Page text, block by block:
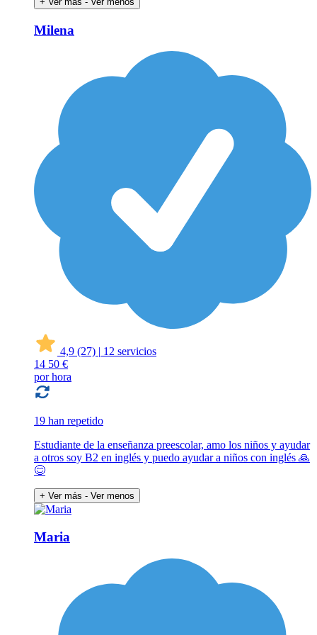
Milena
4,9 (27) | 12 servicios
14 50 €
por hora
19 han repetido
Estudiante de la enseñanza preescolar, amo los niños y ayudar
a otros soy B2 en inglés y puedo ayudar a niños con inglés 🙏
😊
+ Ver más - Ver menos
Maria